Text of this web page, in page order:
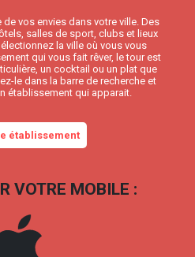
de vos envies dans votre ville. Des
salles de sport, clubs et lieux
la ville où vous vous
qui vous fait rêver, le tour est
un cocktail ou un plat que
le dans la barre de recherche et
établissement qui apparait.
établissement
VOTRE MOBILE :